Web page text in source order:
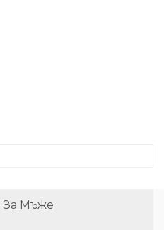
За Мъже